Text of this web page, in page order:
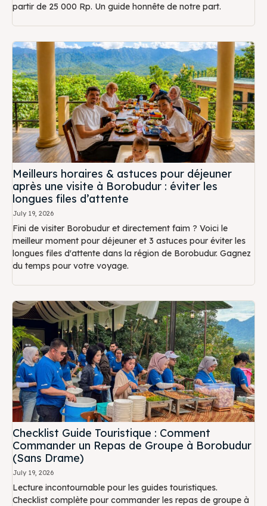
partir de 25 000 Rp. Un guide honnête de notre part.
Meilleurs horaires & astuces pour déjeuner
après une visite à Borobudur : éviter les
longues files d’attente
July 19, 2026
Fini de visiter Borobudur et directement faim ? Voici le
meilleur moment pour déjeuner et 3 astuces pour éviter les
longues files d'attente dans la région de Borobudur. Gagnez
du temps pour votre voyage.
Checklist Guide Touristique : Comment
Commander un Repas de Groupe à Borobudur
(Sans Drame)
July 19, 2026
Lecture incontournable pour les guides touristiques.
Checklist complète pour commander les repas de groupe à